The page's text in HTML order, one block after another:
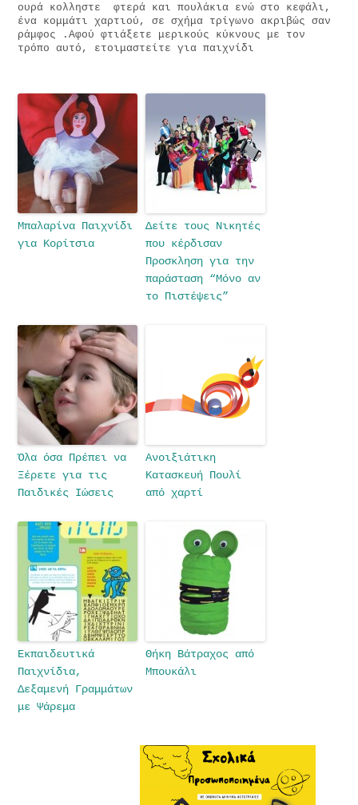
ουρά κολληστε φτερά και πουλάκια ενώ στο κεφάλι,
ένα κομμάτι χαρτιού, σε σχήμα τρίγωνο ακριβώς σαν
ράμφος .Αφού φτιάξετε μερικούς κύκνους με τον
τρόπο αυτό, ετοιμαστείτε για παιχνίδι
Μπαλαρίνα Παιχνίδι
για Κορίτσια
Δείτε τους Νικητές
που κέρδισαν
Προσκληση για την
παράσταση “Μόνο αν
το Πιστέψεις”
Όλα όσα Πρέπει να
Ξέρετε για τις
Παιδικές Ιώσεις
Ανοιξιάτικη
Κατασκευή Πουλί
από χαρτί
Εκπαιδευτικά
Παιχνίδια,
Δεξαμενή Γραμμάτων
με Ψάρεμα
Θήκη Βάτραχος από
Μπουκάλι